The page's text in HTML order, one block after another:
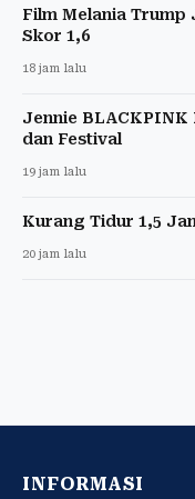
Film Melania Trump
Skor 1,6
18 jam lalu
Jennie BLACKPINK
dan Festival
19 jam lalu
Kurang Tidur 1,5
20 jam lalu
INFORMASI